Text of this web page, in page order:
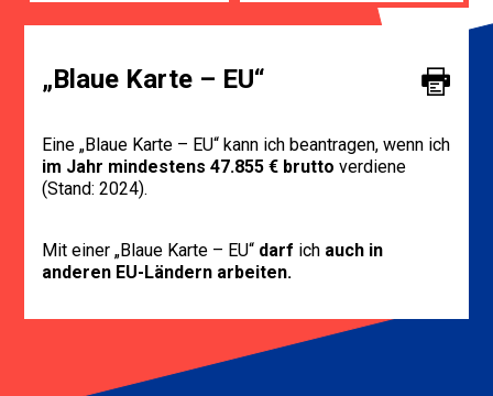
„Blaue Karte – EU“
Eine „Blaue Karte – EU“ kann ich beantragen, wenn ich
im Jahr mindestens 47.855 € brutto verdiene
(Stand: 2024).
Mit einer „Blaue Karte – EU“ darf ich auch in
anderen EU-Ländern arbeiten.